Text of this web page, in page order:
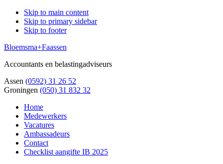
Skip to main content
Skip to primary sidebar
Skip to footer
Bloemsma+Faassen
Accountants en belastingadviseurs
Assen (0592) 31 26 52
Groningen (050) 31 832 32
Home
Medewerkers
Vacatures
Ambassadeurs
Contact
Checklist aangifte IB 2025